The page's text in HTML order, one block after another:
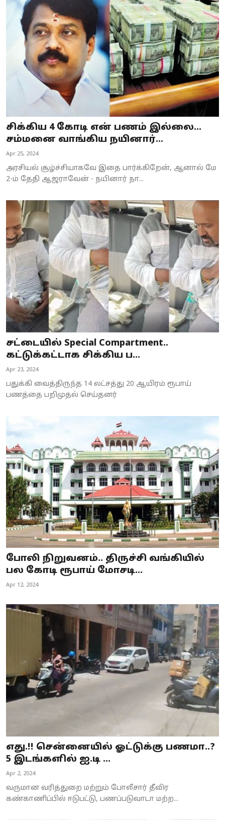
சிக்கிய 4 கோடி என் பணம் இல்லை...
சம்மனை வாங்கிய நயினார்...
Apr 25, 2024
அரசியல் சூழ்ச்சியாகவே இதை பார்க்கிறேன், ஆனால் மே
2-ம் தேதி ஆஜராவேன் - நயினார் நா...
சட்டையில் Special Compartment..
கட்டுக்கட்டாக சிக்கிய ப...
Apr 23, 2024
பதுக்கி வைத்திருந்த 14 லட்சத்து 20 ஆயிரம் ரூபாய்
பணத்தை பறிமுதல் செய்தனர்
போலி நிறுவனம்.. திருச்சி வங்கியில்
பல கோடி ரூபாய் மோசடி...
Apr 12, 2024
எது.!! சென்னையில் ஓட்டுக்கு பணமா..?
5 இடங்களில் ஐ.டி ...
Apr 2, 2024
வருமான வரித்துறை மற்றும் போலீசார் தீவிர
கண்காணிப்பில் ஈடுபட்டு, பணப்படுவாடா மற்ற...